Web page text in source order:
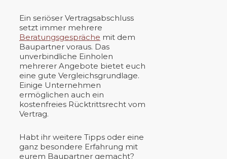
Ein seriöser Vertragsabschluss
setzt immer mehrere
Beratungsgespräche mit dem
Baupartner voraus. Das
unverbindliche Einholen
mehrerer Angebote bietet euch
eine gute Vergleichsgrundlage.
Einige Unternehmen
ermöglichen auch ein
kostenfreies Rücktrittsrecht vom
Vertrag.
Habt ihr weitere Tipps oder eine
ganz besondere Erfahrung mit
eurem Baupartner gemacht?